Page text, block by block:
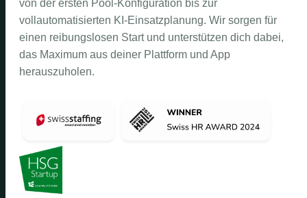
von der ersten Pool-Konfiguration bis zur
vollautomatisierten KI-Einsatzplanung. Wir sorgen für
einen reibungslosen Start und unterstützen dich dabei,
das Maximum aus deiner Plattform und App
herauszuholen.